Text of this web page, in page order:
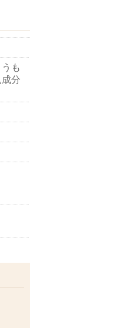
も
分